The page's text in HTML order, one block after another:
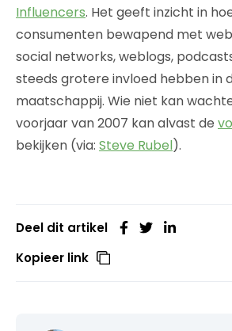
Influencers. Het geeft inzicht in
consumenten bewapend met
social networks, weblogs,
steeds grotere invloed hebben in
maatschappij. Wie niet kan
voorjaar van 2007 kan alvast de
bekijken (via: Steve Rubel).
Deel dit artikel
Kopieer link